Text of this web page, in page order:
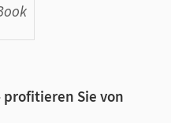
profitieren Sie von